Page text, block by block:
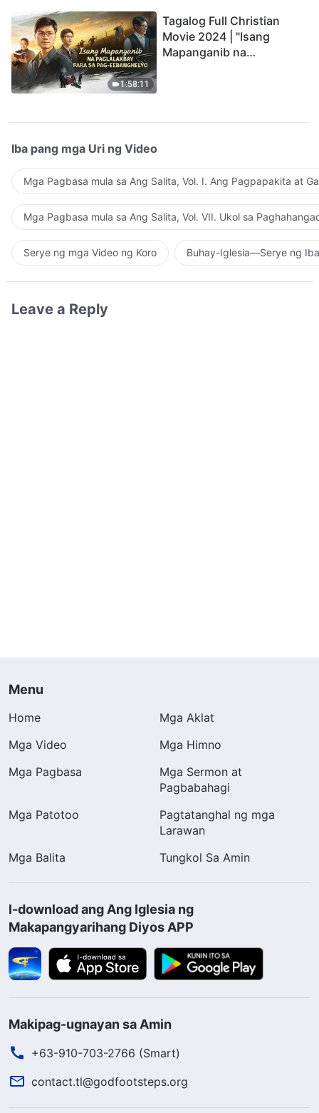
1:58:11
Tagalog Full Christian
Movie 2024 | "Isang
Mapanganib na
Iba pang mga Uri ng Video
Mga Pagbasa mula sa Ang Salita, Vol. I. Ang Pagpapakita at
Mga Pagbasa mula sa Ang Salita, Vol. VII. Ukol sa
Serye ng mga Video ng Koro Buhay-Iglesia—Serye ng
Leave a Reply
Menu
Home
Mga Aklat
Mga Video
Mga Himno
Mga Pagbasa
Mga Sermon at
Pagbabahagi
Mga Patotoo
Pagtatanghal ng mga
Larawan
Mga Balita
Tungkol Sa Amin
I-download ang Ang Iglesia ng
Makapangyarihang Diyos APP
Makipag-ugnayan sa Amin
+63-910-703-2766 (Smart)
contact.tl@godfootsteps.org